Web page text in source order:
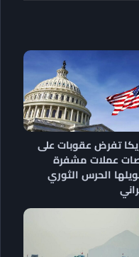
تفرض عقوبات على
عملات مشفرة
الحرس الثوري